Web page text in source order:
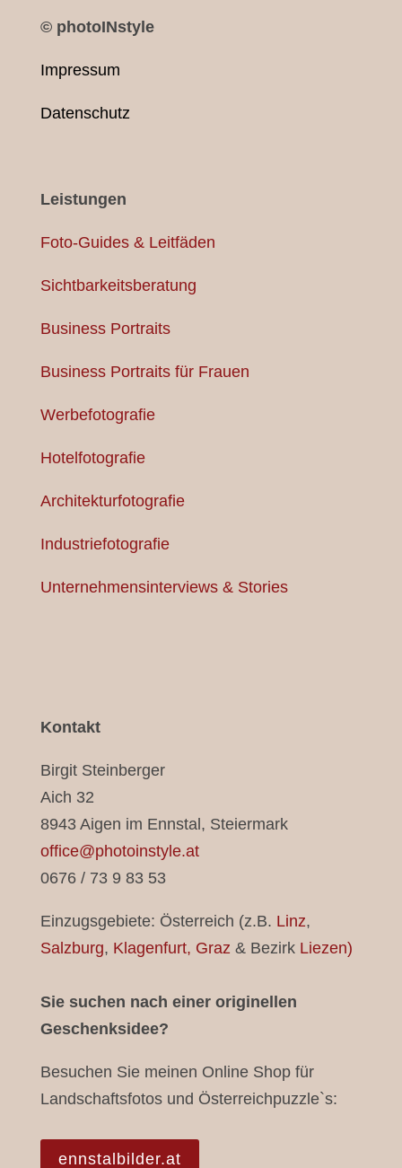
© photoINstyle
Impressum
Datenschutz
Leistungen
Foto-Guides & Leitfäden
Sichtbarkeitsberatung
Business Portraits
Business Portraits für Frauen
Werbefotografie
Hotelfotografie
Architekturfotografie
Industriefotografie
Unternehmensinterviews & Stories
Kontakt
Birgit Steinberger
Aich 32
8943 Aigen im Ennstal, Steiermark
office@photoinstyle.at
0676 / 73 9 83 53
Einzugsgebiete: Österreich (z.B. Linz,
Salzburg, Klagenfurt, Graz & Bezirk Liezen)
Sie suchen nach einer originellen
Geschenksidee?
Besuchen Sie meinen Online Shop für
Landschaftsfotos und Österreichpuzzle`s:
ennstalbilder.at